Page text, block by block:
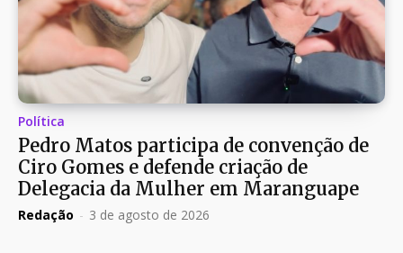
Política
Pedro Matos participa de convenção de
Ciro Gomes e defende criação de
Delegacia da Mulher em Maranguape
Redação - 3 de agosto de 2026